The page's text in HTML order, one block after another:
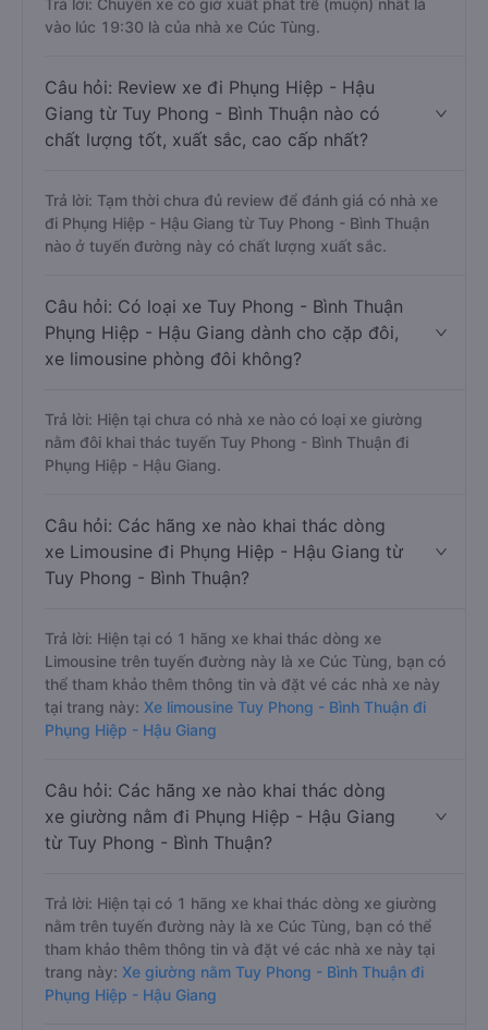
Trả lời: Chuyến xe có giờ xuất phát trễ (muộn) nhất là
vào lúc 19:30 là của nhà xe Cúc Tùng.
Câu hỏi: Review xe đi Phụng Hiệp - Hậu
Giang từ Tuy Phong - Bình Thuận nào có
chất lượng tốt, xuất sắc, cao cấp nhất?
Trả lời: Tạm thời chưa đủ review để đánh giá có nhà xe
đi Phụng Hiệp - Hậu Giang từ Tuy Phong - Bình Thuận
nào ở tuyến đường này có chất lượng xuất sắc.
Câu hỏi: Có loại xe Tuy Phong - Bình Thuận
Phụng Hiệp - Hậu Giang dành cho cặp đôi,
xe limousine phòng đôi không?
Trả lời: Hiện tại chưa có nhà xe nào có loại xe giường
nằm đôi khai thác tuyến Tuy Phong - Bình Thuận đi
Phụng Hiệp - Hậu Giang.
Câu hỏi: Các hãng xe nào khai thác dòng
xe Limousine đi Phụng Hiệp - Hậu Giang từ
Tuy Phong - Bình Thuận?
Trả lời: Hiện tại có 1 hãng xe khai thác dòng xe
Limousine trên tuyến đường này là xe Cúc Tùng, bạn có
thể tham khảo thêm thông tin và đặt vé các nhà xe này
tại trang này: Xe limousine Tuy Phong - Bình Thuận đi
Phụng Hiệp - Hậu Giang
Câu hỏi: Các hãng xe nào khai thác dòng
xe giường nằm đi Phụng Hiệp - Hậu Giang
từ Tuy Phong - Bình Thuận?
Trả lời: Hiện tại có 1 hãng xe khai thác dòng xe giường
nằm trên tuyến đường này là xe Cúc Tùng, bạn có thể
tham khảo thêm thông tin và đặt vé các nhà xe này tại
trang này: Xe giường nằm Tuy Phong - Bình Thuận đi
Phụng Hiệp - Hậu Giang